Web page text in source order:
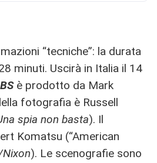
“tecniche”: la durata
minuti. Uscirà in Italia il 14
è prodotto da Mark
fotografia è Russell
spia non basta). Il
Komatsu (“American
). Le scenografie sono